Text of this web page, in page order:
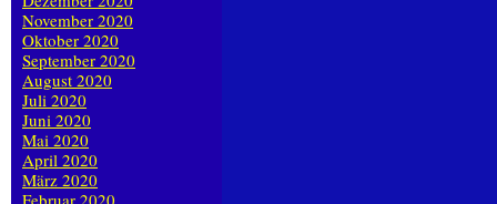
November 2020
Oktober 2020
September 2020
August 2020
Juli 2020
Juni 2020
Mai 2020
April 2020
März 2020
Februar 2020